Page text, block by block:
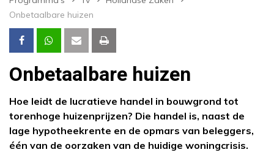
Onbetaalbare huizen
Onbetaalbare huizen
Hoe leidt de lucratieve handel in bouwgrond tot
torenhoge huizenprijzen? Die handel is, naast de
lage hypotheekrente en de opmars van beleggers,
één van de oorzaken van de huidige woningcrisis.